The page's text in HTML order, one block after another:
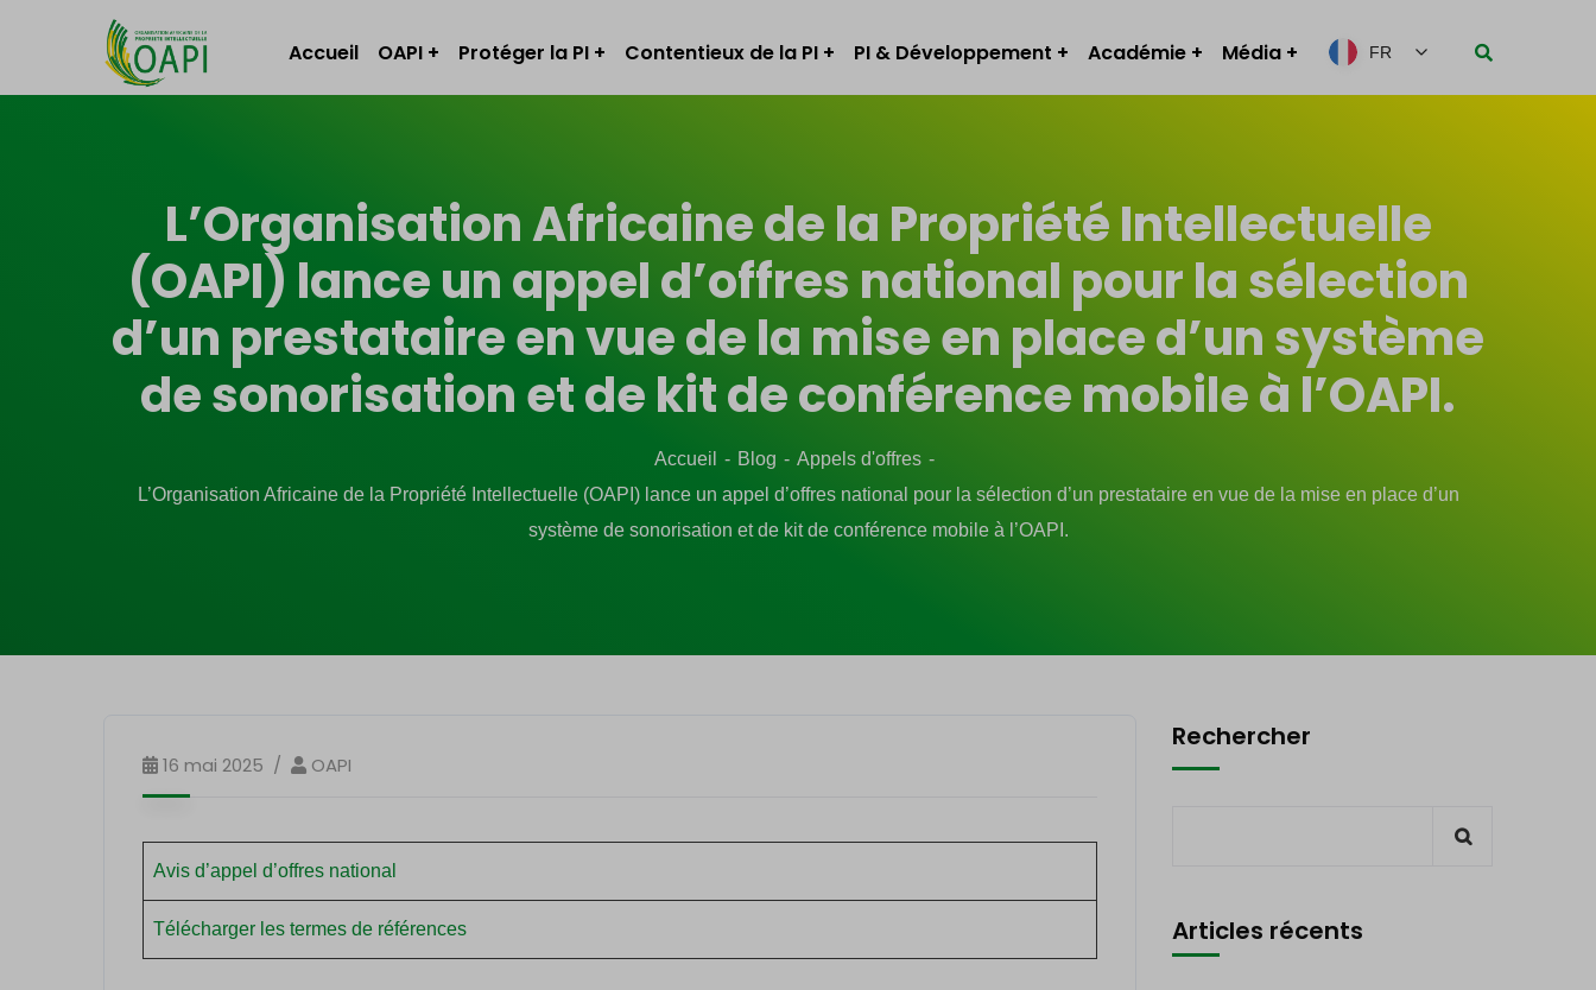
Accueil OAPI Protéger la PI Contentieux de la PI PI & Développement Académie Média FR
L’Organisation Africaine de la Propriété Intellectuelle
(OAPI) lance un appel d’offres national pour la sélection
d’un prestataire en vue de la mise en place d’un système
de sonorisation et de kit de conférence mobile à l’OAPI.
Accueil Blog
Appels d'offres
L’Organisation Africaine de la Propriété Intellectuelle (OAPI) lance un appel d’offres national pour la sélection d’un prestataire en vue de la mise en place d’un
système de sonorisation et de kit de conférence mobile à l’OAPI.
16 mai 2025 OAPI
Avis d’appel d’offres national
Télécharger les termes de références
Rechercher
Articles récents